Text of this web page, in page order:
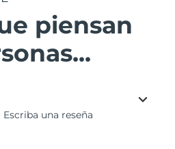
piensan
Escriba una reseña